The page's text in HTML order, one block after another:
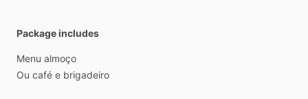
Package includes
Menu almoço
Ou café e brigadeiro